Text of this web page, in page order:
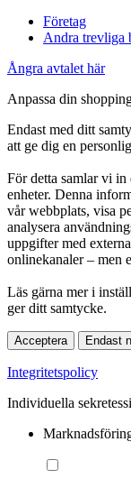
Företag
Andra trevliga
Ångra avtalet här
Anpassa din
Endast med ditt
att ge dig en
För detta samlar vi in
enheter. Denna
vår webbplats, visa
analysera
uppgifter med
onlinekanaler – men
Läs gärna mer i
ger ditt samtycke.
Acceptera Endast
Integritetspolicy
Individuella